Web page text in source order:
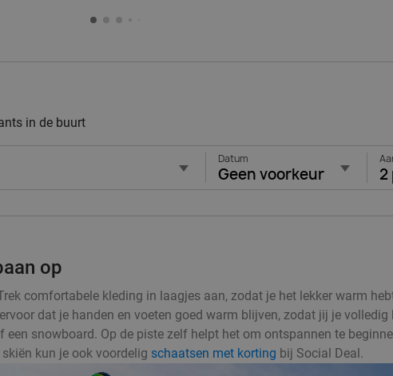
in de buurt
Datum
Geen voorkeur 2
op
comfortabele kleding in laagjes aan, zodat je het lekker warm
dat je handen en voeten goed warm blijven, zodat jij je
snowboard. Op de piste zelf helpt het om ontspannen te
kun je ook voordelig schaatsen met korting bij Social Deal.